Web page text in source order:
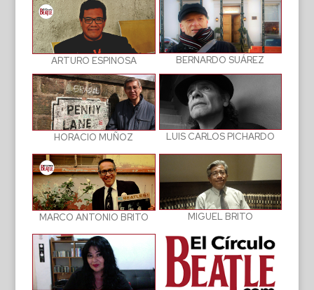
ARTURO ESPINOSA BERNARDO SUÁREZ
HORACIO MUÑOZ LUIS CARLOS PICHARDO
MARCO ANTONIO BRITO MIGUEL BRITO